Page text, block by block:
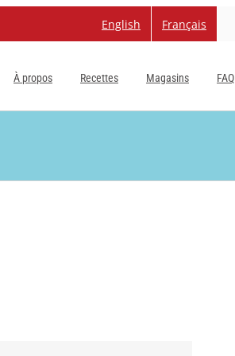
English Français
À propos Recettes Magasins FAQ